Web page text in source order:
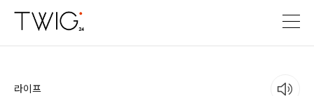
라이프